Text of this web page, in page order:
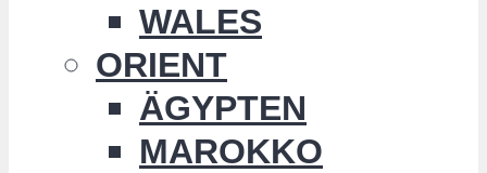
WALES
ORIENT
ÄGYPTEN
MAROKKO